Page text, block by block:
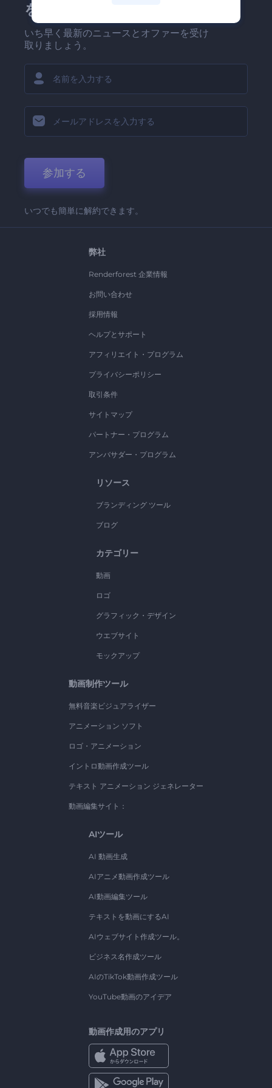
を！
いち早く最新のニュースとオファーを受け
取りましょう。
参加する
いつでも簡単に解約できます。
弊社
Renderforest 企業情報
お問い合わせ
採用情報
ヘルプとサポート
アフィリエイト・プログラム
プライバシーポリシー
取引条件
サイトマップ
パートナー・プログラム
アンバサダー・プログラム
リソース
ブランディング ツール
ブログ
カテゴリー
動画
ロゴ
グラフィック・デザイン
ウエブサイト
モックアップ
動画制作ツール
無料音楽ビジュアライザー
アニメーション ソフト
ロゴ・アニメーション
イントロ動画作成ツール
テキスト アニメーション ジェネレーター
動画編集サイト：
AIツール
AI 動画生成
AIアニメ動画作成ツール
AI動画編集ツール
テキストを動画にするAI
AIウェブサイト作成ツール。
ビジネス名作成ツール
AIのTikTok動画作成ツール
YouTube動画のアイデア
動画作成用のアプリ